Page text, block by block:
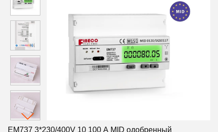
EM737 3*230/400V 10 100 A MID одобренный